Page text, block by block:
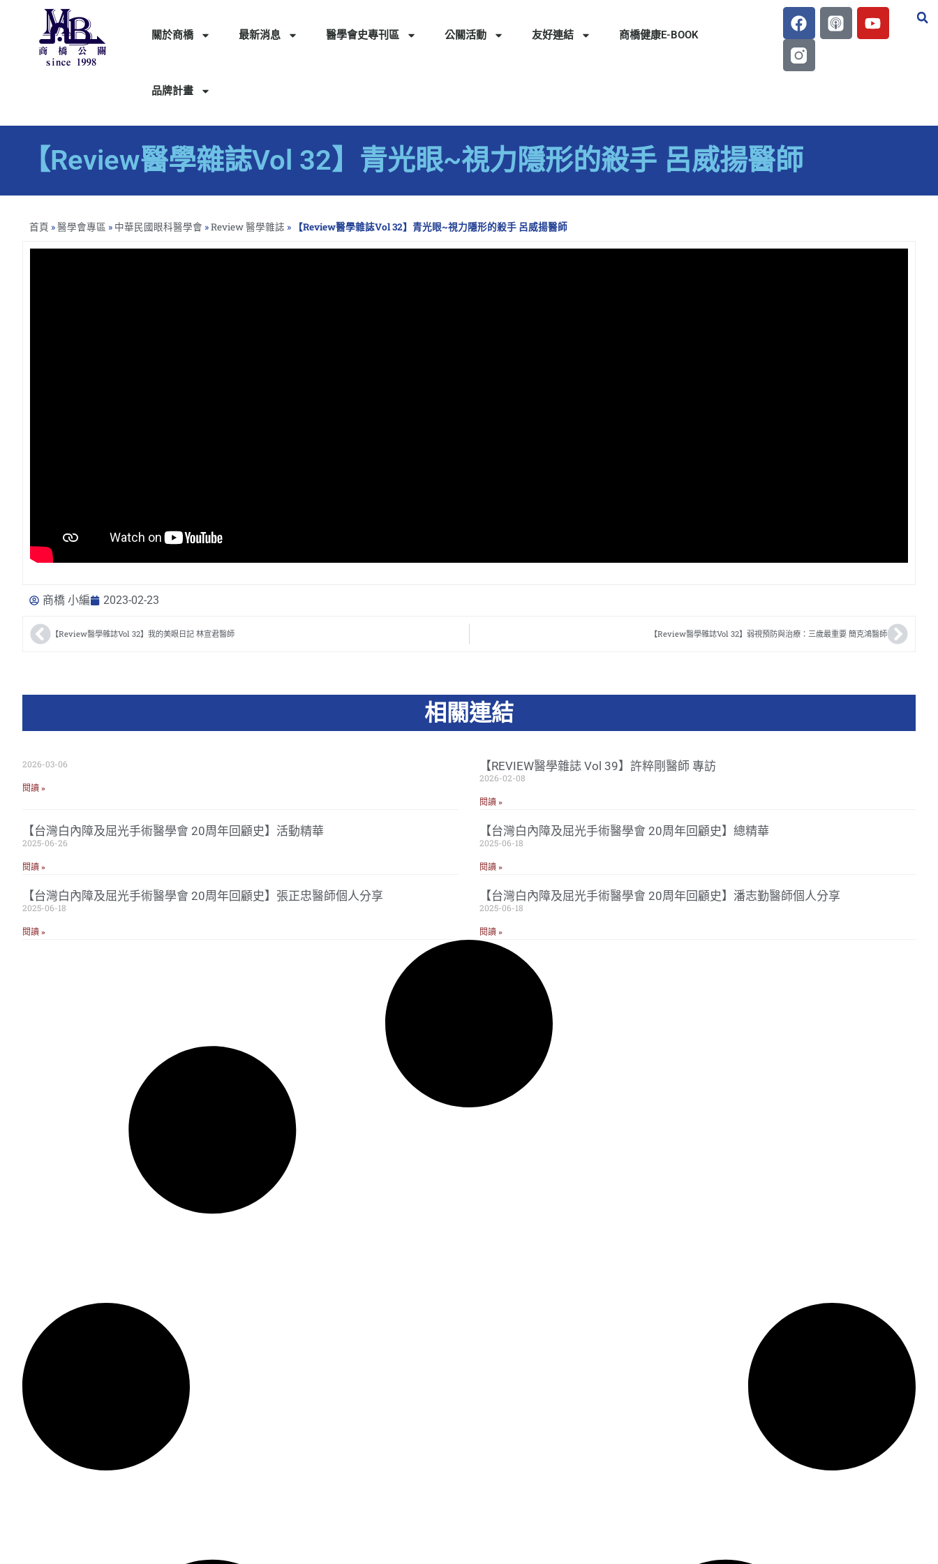
關於商橋 最新消息 醫學會史專刊區 公關活動 友好連結 商橋健康E-BOOK
品牌計畫
【Review醫學雜誌Vol 32】青光眼~視力隱形的殺手 呂威揚醫師
首頁 »醫學會專區 » 中華民國眼科醫學會 »Review 醫學雜誌 » 【Review醫學雜誌Vol 32】青光眼~視力隱形的殺手 呂威揚醫師
商橋 小編 2023-02-23
【Review醫學雜誌Vol 32】我的美眼日記 林宣君醫師 【Review醫學雜誌Vol 32】弱視預防與治療：三歲最重要 簡克鴻醫師
相關連結
2026-03-06
閱讀 »
【REVIEW醫學雜誌 Vol 39】許粹剛醫師 專訪
2026-02-08
閱讀 »
【台灣白內障及屈光手術醫學會 20周年回顧史】活動精華
2025-06-26
閱讀 »
【台灣白內障及屈光手術醫學會 20周年回顧史】總精華
2025-06-18
閱讀 »
【台灣白內障及屈光手術醫學會 20周年回顧史】張正忠醫師個人分享
2025-06-18
閱讀 »
【台灣白內障及屈光手術醫學會 20周年回顧史】潘志勤醫師個人分享
2025-06-18
閱讀 »